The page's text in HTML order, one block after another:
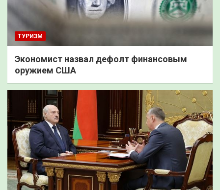
ТУРИЗМ
Экономист назвал дефолт финансовым
оружием США